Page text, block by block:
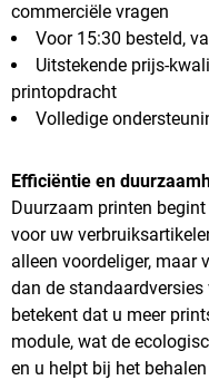
commerciële vragen
Voor 15:30 besteld,
Uitstekende prijs-
printopdracht
Volledige
Efficiëntie en
Duurzaam printen
voor uw
alleen voordeliger, maar
dan de
betekent dat u meer
module, wat de
en u helpt bij het